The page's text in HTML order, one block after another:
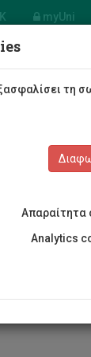
myUni
τη
Απαραίτητα
Analytics